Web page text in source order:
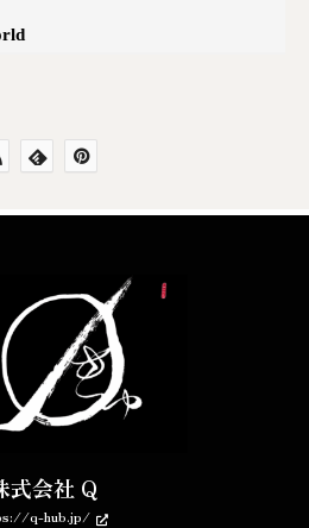
式会社 Q
q-hub.jp/